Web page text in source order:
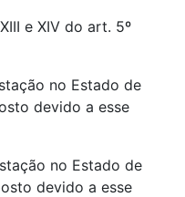
e XIV do art. 5º
no Estado de
devido a esse
no Estado de
devido a esse